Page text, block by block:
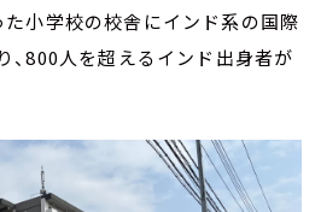
た小学校の校舎にインド系の国際
、800人を超えるインド出身者が